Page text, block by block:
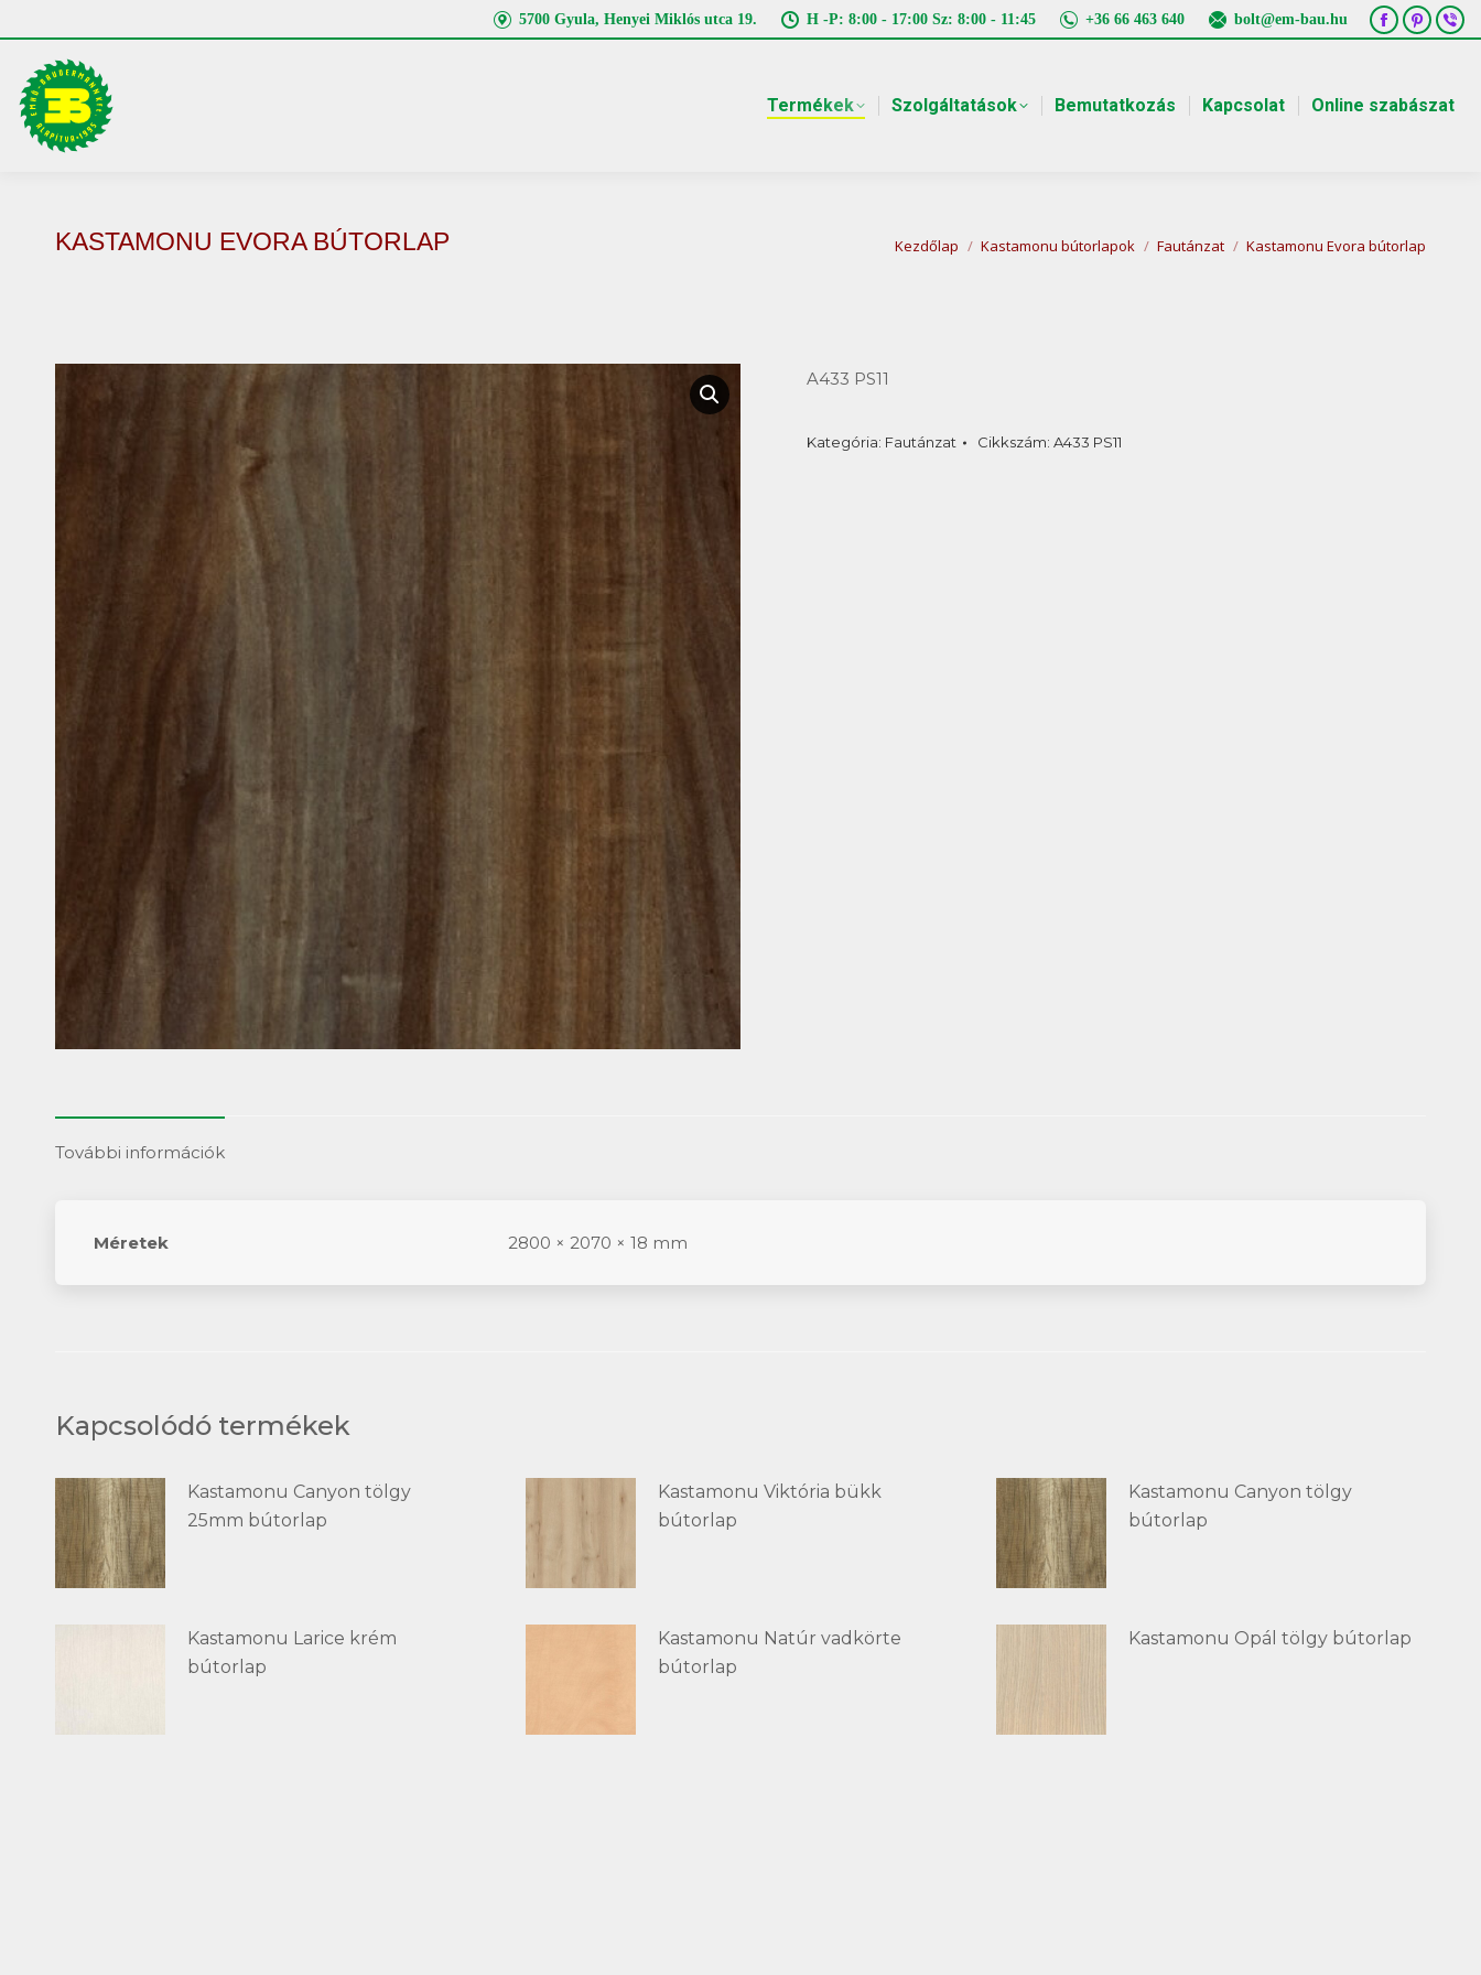
5700 Gyula, Henyei Miklós utca 19. H -P: 8:00 - 17:00 Sz: 8:00 - 11:45 +36 66 463 640 bolt@em-bau.hu
Facebook
in
in
in
Termékek Szolgáltatások Bemutatkozás Kapcsolat Online szabászat
KASTAMONU EVORA BÚTORLAP You are here:
Kezdőlap Kastamonu bútorlapok Fautánzat Kastamonu Evora bútorlap
A433 PS11
Kategória: Fautánzat Cikkszám: A433 PS11
További információk
Méretek 2800 × 2070 × 18 mm
Kapcsolódó termékek
Kastamonu Canyon tölgy
25mm bútorlap
Kastamonu Viktória bükk
bútorlap
Kastamonu Canyon tölgy
bútorlap
Kastamonu Larice krém
bútorlap
Kastamonu Natúr vadkörte
bútorlap
Kastamonu Opál tölgy bútorlap